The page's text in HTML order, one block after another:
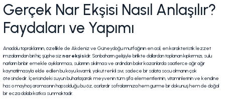
Gerçek Nar Ekşisi Nasıl Anlaşılır?
Faydaları ve Yapımı
Anadolu topraklarının, özellikle de Akdeniz ve Güneydoğu mutfağının en asil, en karakteristik lezzet
imzalarından biri hiç şüphesiznar ekşisidir. Sonbaharın gelişiyle birlikte dallardan toplanan kıpkırmızı, sulu
narların binbir emekle ayıklanması, sularının sıkılması ve ardından bakır kazanlarda saatlerce ağır ağır
kaynatılmasıyla elde edilen bu koyu kıvamlı, yakut renkli sıvı; sadece bir salata sosu olmanın çok
ötesindedir. İçerisindeki suyun buharlaşarak meyvenin tüm şifa elementlerinin, vitaminlerinin ve kendine
has o mayhoş aromasının hapsolduğu bu öz, asırlardır sofralarımıza hem gurme bir dokunuş hem de doğal
bir ecza dolabı katkısı sunmaktadır.